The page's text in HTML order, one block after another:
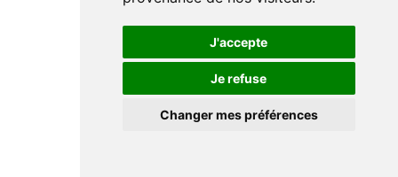
J'accepte
Je refuse
Changer mes préférences